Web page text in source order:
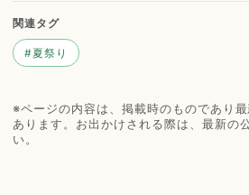
関連タグ
#夏祭り
※ページの内容は、掲載時のものであり
あります。お出かけされる際は、最新の
い。